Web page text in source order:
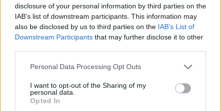
disclosure of your personal information by third parties on the
IAB’s list of downstream participants. This information may
also be disclosed by us to third parties on the IAB’s List of
Downstream Participants that may further disclose it to other
Personal Data Processing Opt Outs
I want to opt-out of the Sharing of my
personal data.
Opted In
Your point of view caught my eye and was
very interesting. Thanks. I have a question
for you.
sign up for binance